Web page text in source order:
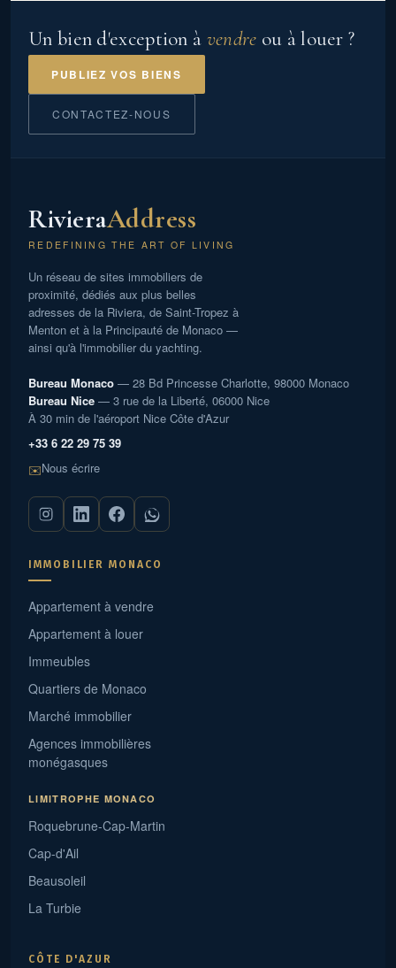
Un bien d'exception à vendre ou à louer ?
PUBLIEZ VOS BIENS
CONTACTEZ-NOUS
RivieraAddress
REDEFINING THE ART OF LIVING
Un réseau de sites immobiliers de
proximité, dédiés aux plus belles
adresses de la Riviera, de Saint-Tropez à
Menton et à la Principauté de Monaco —
ainsi qu'à l'immobilier du yachting.
Bureau Monaco — 28 Bd Princesse Charlotte, 98000 Monaco
Bureau Nice — 3 rue de la Liberté, 06000 Nice
À 30 min de l'aéroport Nice Côte d'Azur
+33 6 22 29 75 39
✉️Nous écrire
IMMOBILIER MONACO
Appartement à vendre
Appartement à louer
Immeubles
Quartiers de Monaco
Marché immobilier
Agences immobilières
monégasques
LIMITROPHE MONACO
Roquebrune-Cap-Martin
Cap-d'Ail
Beausoleil
La Turbie
CÔTE D'AZUR